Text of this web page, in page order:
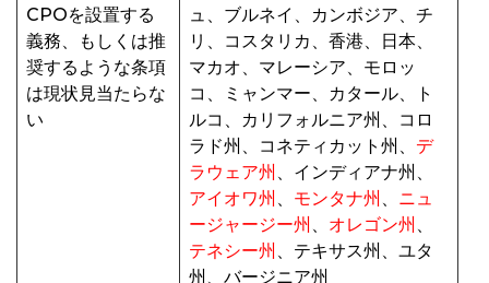
CPOを設置する
義務、もしくは推
奨するような条項
は現状見当たらな
い
ュ、ブルネイ、カンボジア、チ
リ、コスタリカ、香港、日本、
マカオ、マレーシア、モロッ
コ、ミャンマー、カタール、ト
ルコ、カリフォルニア州、コロ
ラド州、コネティカット州、 デ
ラウェア州
、インディアナ州、
アイオワ州
モンタナ州
ニュ
ージャージー州
オレゴン州
テネシー州
、テキサス州、ユタ
州、バージニア州